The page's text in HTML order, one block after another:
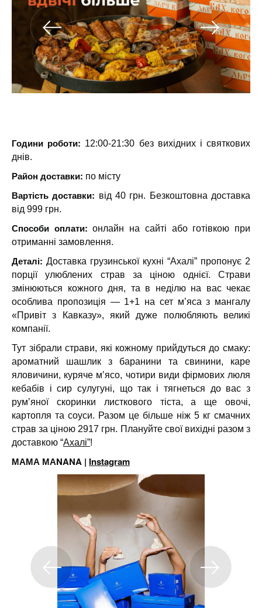
Години роботи: 12:00-21:30 без вихідних і святкових
днів.
Район доставки: по місту
Вартість доставки: від 40 грн. Безкоштовна доставка
від 999 грн.
Способи оплати: онлайн на сайті або готівкою при
отриманні замовлення.
Деталі: Доставка грузинської кухні “Ахалі” пропонує 2
порції улюблених страв за ціною однієї. Страви
змінюються кожного дня, та в неділю на вас чекає
особлива пропозиція — 1+1 на сет мʼяса з мангалу
«Привіт з Кавказу», який дуже полюбляють великі
компанії.
Тут зібрали страви, які кожному прийдуться до смаку:
ароматний шашлик з баранини та свинини, каре
яловичини, куряче мʼясо, чотири види фірмових люля
кебабів і сир сулугуні, що так і тягнеться до вас з
румʼяної скоринки листкового тіста, а ще овочі,
картопля та соуси. Разом це більше ніж 5 кг смачних
страв за ціною 2917 грн. Плануйте свої вихідні разом з
доставкою “Ахалі”!
МАМА МАNANA | Instagram